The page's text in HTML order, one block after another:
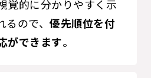
覚的に分かりやすく示
るので、優先順位を付
ができます。